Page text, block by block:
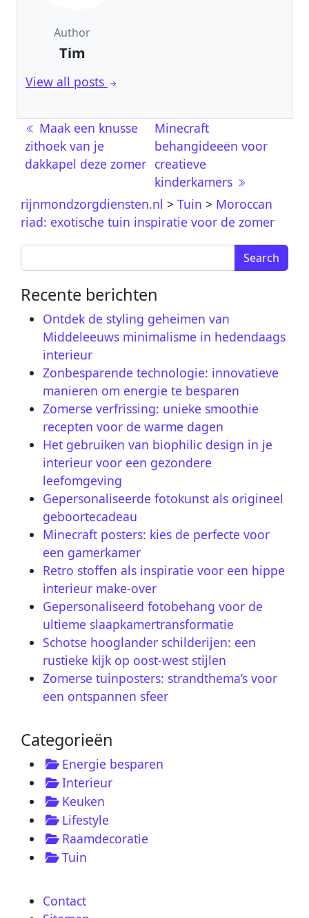
Author
Tim
View all posts
Berichtnavigatie
Maak een knusse
zithoek van je
dakkapel deze zomer
Minecraft
behangideeën voor
creatieve
kinderkamers
rijnmondzorgdiensten.nl > Tuin > Moroccan
riad: exotische tuin inspiratie voor de zomer
Recente berichten
Ontdek de styling geheimen van
Middeleeuws minimalisme in hedendaags
interieur
Zonbesparende technologie: innovatieve
manieren om energie te besparen
Zomerse verfrissing: unieke smoothie
recepten voor de warme dagen
Het gebruiken van biophilic design in je
interieur voor een gezondere
leefomgeving
Gepersonaliseerde fotokunst als origineel
geboortecadeau
Minecraft posters: kies de perfecte voor
een gamerkamer
Retro stoffen als inspiratie voor een hippe
interieur make-over
Gepersonaliseerd fotobehang voor de
ultieme slaapkamertransformatie
Schotse hooglander schilderijen: een
rustieke kijk op oost-west stijlen
Zomerse tuinposters: strandthema’s voor
een ontspannen sfeer
Categorieën
Energie besparen
Interieur
Keuken
Lifestyle
Raamdecoratie
Tuin
Contact